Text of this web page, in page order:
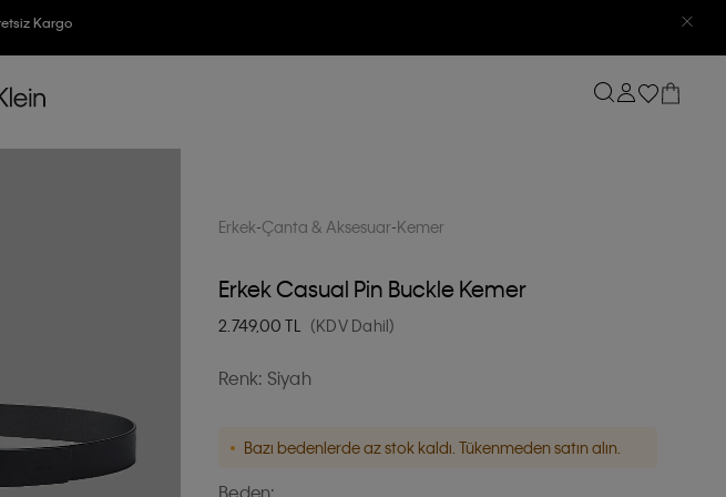
Kargo
Erkek Çanta & Aksesuar Kemer
Erkek Casual Pin Buckle Kemer
2.749,00 TL (KDV Dahil)
Renk: Siyah
Bazı bedenlerde az stok kaldı. Tükenmeden satın alın.
Beden: